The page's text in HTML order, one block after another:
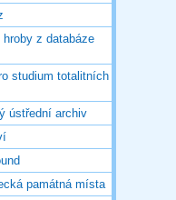
hroby z databáze
studium totalitních
ústřední archiv
památná místa